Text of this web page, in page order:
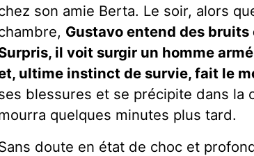
son amie Berta. Le soir, alors
Gustavo entend des
il voit surgir un homme
ultime instinct de survie, fait le
blessures et se précipite dans la
quelques minutes plus tard.
doute en état de choc et